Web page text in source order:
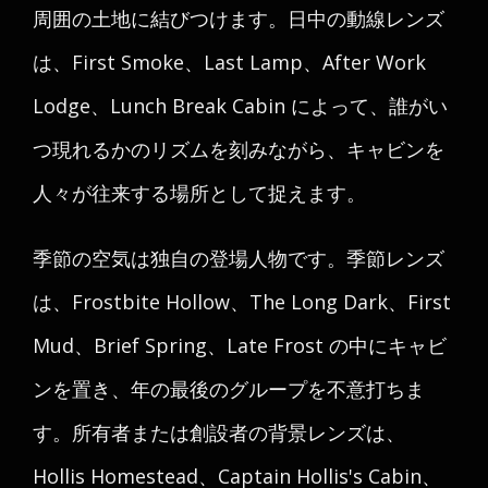
周囲の土地に結びつけます。日中の動線レンズ
は、First Smoke、Last Lamp、After Work
Lodge、Lunch Break Cabin によって、誰がい
つ現れるかのリズムを刻みながら、キャビンを
人々が往来する場所として捉えます。
季節の空気は独自の登場人物です。季節レンズ
は、Frostbite Hollow、The Long Dark、First
Mud、Brief Spring、Late Frost の中にキャビ
ンを置き、年の最後のグループを不意打ちま
す。所有者または創設者の背景レンズは、
Hollis Homestead、Captain Hollis's Cabin、